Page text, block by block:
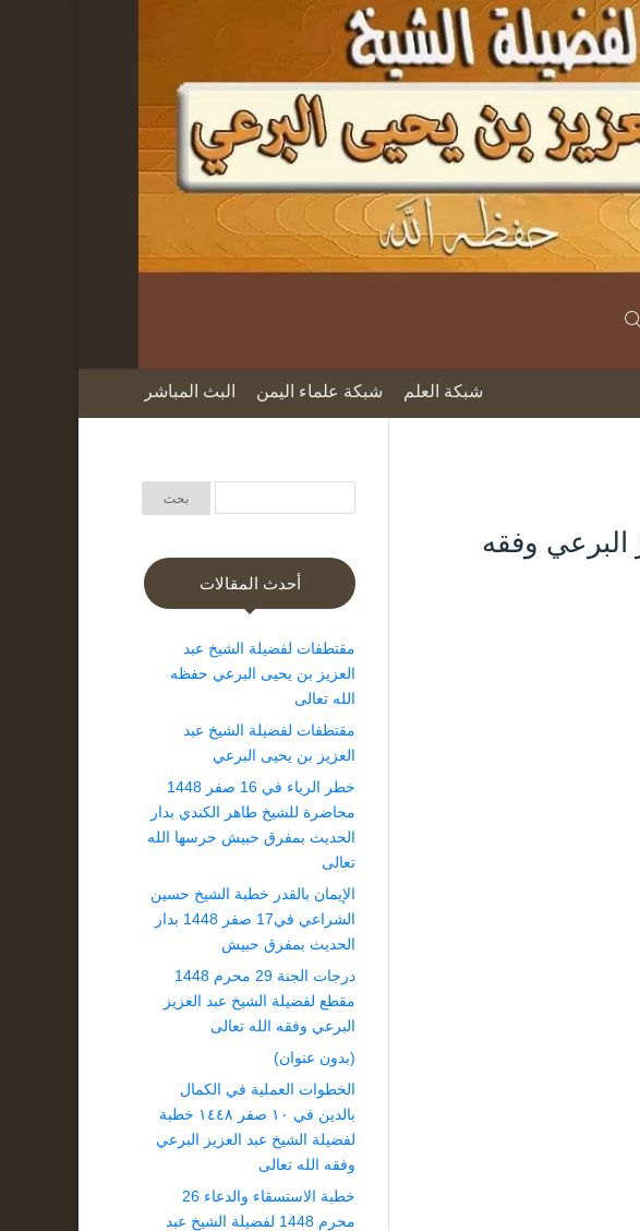
شبكة العلم شبكة علماء اليمن البث المباشر
العزيز البرعي وفقه
أحدث المقالات
مقتطفات لفضيلة الشيخ عبد
العزيز بن يحيى البرعي حفظه
الله تعالى
مقتطفات لفضيلة الشيخ عبد
العزيز بن يحيى البرعي
خطر الرياء في 16 صفر 1448
محاضرة للشيخ طاهر الكندي بدار
الحديث بمفرق حبيش حرسها الله
تعالى
الإيمان بالقدر خطبة الشيخ حسين
الشراعي في17 صفر 1448 بدار
الحديث بمفرق حبيش
درجات الجنة 29 محرم 1448
مقطع لفضيلة الشيخ عبد العزيز
البرعي وفقه الله تعالى
(بدون عنوان)
الخطوات العملية في الكمال
بالدين في ١٠ صفر ١٤٤٨ خطبة
لفضيلة الشيخ عبد العزيز البرعي
وفقه الله تعالى
خطبة الاستسقاء والدعاء 26
محرم 1448 لفضيلة الشيخ عبد